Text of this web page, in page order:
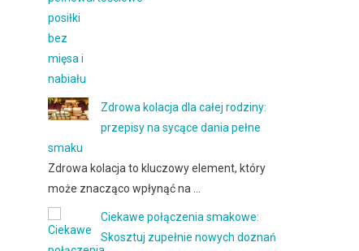
Zdrowa kolacja dla całej rodziny:
przepisy na sycące dania pełne
smaku
Zdrowa kolacja to kluczowy element, który
może znacząco wpłynąć na …
Ciekawe połączenia smakowe:
Skosztuj zupełnie nowych doznań